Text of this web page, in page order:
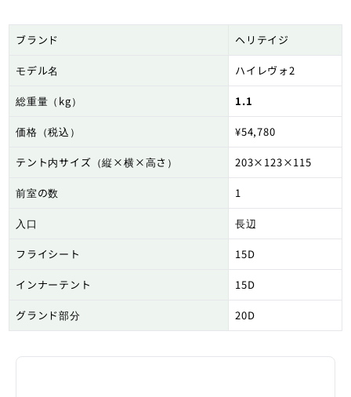
ブランド ヘリテイジ
モデル名 ハイレヴォ2
総重量（kg） 1.1
価格（税込） ¥54,780
テント内サイズ（縦×横×高さ） 203×123×115
前室の数 1
入口 長辺
フライシート 15D
インナーテント 15D
グランド部分 20D